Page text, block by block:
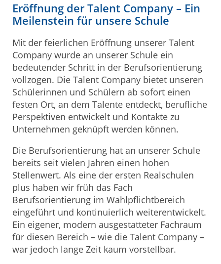
Eröffnung der Talent Company – Ein
Meilenstein für unsere Schule
Mit der feierlichen Eröffnung unserer Talent
Company wurde an unserer Schule ein
bedeutender Schritt in der Berufsorientierung
vollzogen. Die Talent Company bietet unseren
Schülerinnen und Schülern ab sofort einen
festen Ort, an dem Talente entdeckt, berufliche
Perspektiven entwickelt und Kontakte zu
Unternehmen geknüpft werden können.
Die Berufsorientierung hat an unserer Schule
bereits seit vielen Jahren einen hohen
Stellenwert. Als eine der ersten Realschulen
plus haben wir früh das Fach
Berufsorientierung im Wahlpflichtbereich
eingeführt und kontinuierlich weiterentwickelt.
Ein eigener, modern ausgestatteter Fachraum
für diesen Bereich – wie die Talent Company –
war jedoch lange Zeit kaum vorstellbar.